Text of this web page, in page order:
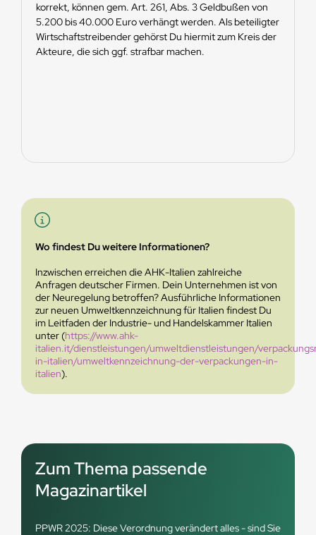
korrekt, können gem. Art. 261, Abs. 3 Geldbußen von
5.200 bis 40.000 Euro verhängt werden. Als beteiligter
Wirtschaftstreibender gehörst Du hiermit zum Kreis der
Akteure, die sich ggf. strafbar machen.
Wo findest Du weitere Informationen?
Inzwischen erreichen die AHK-Italien zahlreiche
Anfragen deutscher Firmen. Dein Unternehmen ist von
der Neuregelung betroffen? Ausführliche Informationen
zur neuen Umweltkennzeichnung für Italien findest Du
im Leitfaden der Industrie- und Handelskammer Italien
unter (https://www.ahk-
italien.it/dienstleistungen/umweltdienstleistungen/
in-italien/umweltkennzeichnung-der-verpackungen-in-
italien).
Zum Thema passende
Magazinartikel
PPWR 2025: Diese Verordnung verändert alles - sind Sie